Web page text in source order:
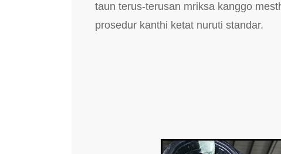
taun terus-terusan mriksa kanggo
prosedur kanthi ketat nuruti standar.